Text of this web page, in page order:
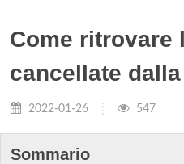
Come ritrovare
cancellate
2022-01-26 547
Sommario